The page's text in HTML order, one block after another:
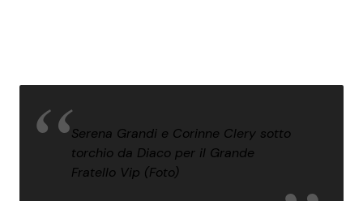
Serena Grandi e Corinne Clery sotto
torchio da Diaco per il Grande
Fratello Vip (Foto)